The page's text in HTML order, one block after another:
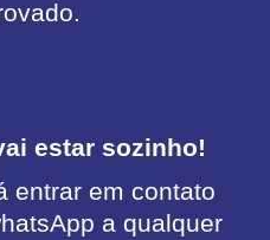
estar sozinho!
entrar em contato
a qualquer